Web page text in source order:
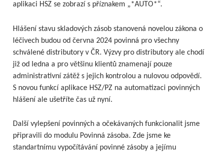
aplikaci HSZ se zobrazí s příznakem „*AUTO*“.
Hlášení stavu skladových zásob stanovená novelou zákona o
léčivech budou od června 2024 povinná pro všechny
schválené distributory v ČR. Výzvy pro distributory ale chodí
již od ledna a pro většinu klientů znamenají pouze
administrativní zátěž s jejich kontrolou a nulovou odpovědí.
S novou funkcí aplikace HSZ/PZ na automatizaci povinných
hlášení ale ušetříte čas už nyní.
Další vylepšení povinných a očekávaných funkcionalit jsme
připravili do modulu Povinná zásoba. Zde jsme ke
standartnímu vypočítávání povinné zásoby a jejímu